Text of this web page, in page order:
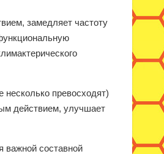
замедляет частоту
превосходят)
действием, улучшает
важной составной